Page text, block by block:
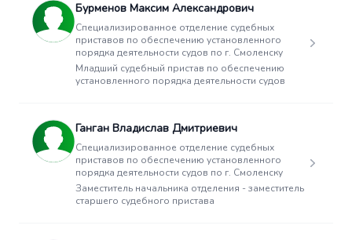
Бурменов Максим Александрович
Специализированное отделение судебных
приставов по обеспечению установленного
порядка деятельности судов по г. Смоленску
Младший судебный пристав по обеспечению
установленного порядка деятельности судов
Ганган Владислав Дмитриевич
Специализированное отделение судебных
приставов по обеспечению установленного
порядка деятельности судов по г. Смоленску
Заместитель начальника отделения - заместитель
старшего судебного пристава